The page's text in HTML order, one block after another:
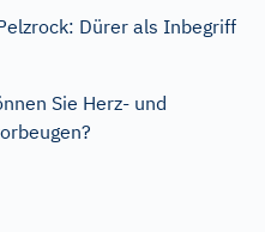
Dürer als Inbegriff
Sie Herz- und